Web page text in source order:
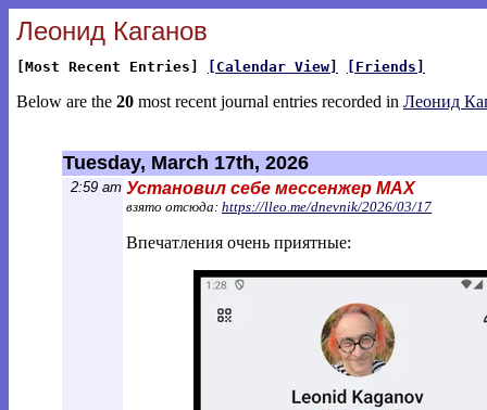
Леонид Каганов
[Most Recent Entries] [Calendar View] [Friends]
Below are the 20 most recent journal entries recorded in Леонид
Tuesday, March 17th, 2026
2:59 am Установил себе мессенжер MAX
взято отсюда: https://lleo.me/dnevnik/2026/03/17
Впечатления очень приятные: